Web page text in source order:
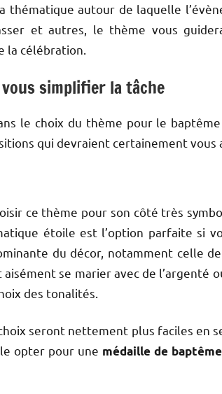
thématique autour de laquelle
et autres, le thème vous
la célébration.
simplifier la tâche
le choix du thème pour le
qui devraient certainement vous
ce thème pour son côté très
étoile est l’option parfaite si
du décor, notamment celle
se marier avec de l’argenté
des tonalités.
seront nettement plus faciles en
opter pour une médaille de